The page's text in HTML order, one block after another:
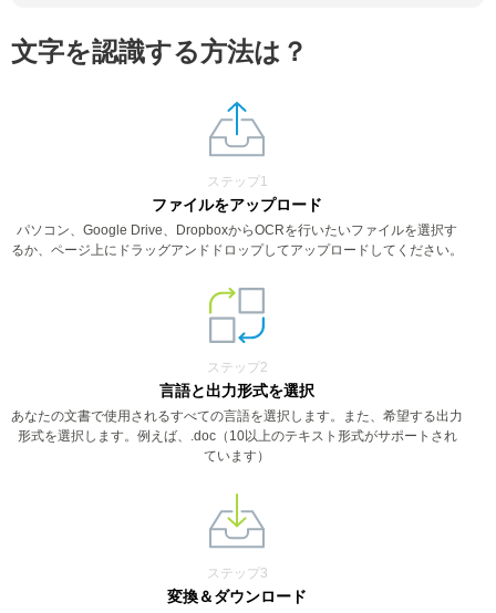
文字を認識する方法は？
ステップ1
ファイルをアップロード
パソコン、Google Drive、DropboxからOCRを行いたいファイルを選択す
るか、ページ上にドラッグアンドドロップしてアップロードしてください。
ステップ2
言語と出力形式を選択
あなたの文書で使用されるすべての言語を選択します。また、希望する出力
形式を選択します。例えば、.doc（10以上のテキスト形式がサポートされ
ています）
ステップ3
変換＆ダウンロード